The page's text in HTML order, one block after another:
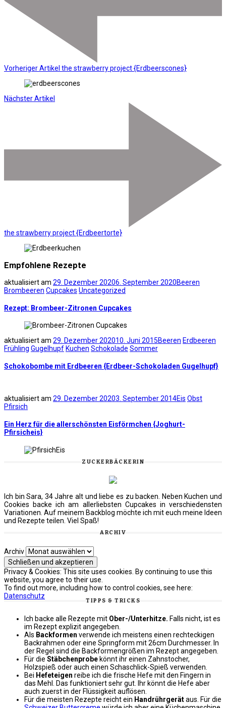
Vorheriger Artikel the strawberry project {Erdbeerscones}
Nächster Artikel
the strawberry project {Erdbeertorte}
Empfohlene Rezepte
aktualisiert am 29. Dezember 20206. September 2020Beeren
Brombeeren Cupcakes Uncategorized
Rezept: Brombeer-Zitronen Cupcakes
aktualisiert am 29. Dezember 202010. Juni 2015Beeren Erdbeeren
Frühling Gugelhupf Kuchen Schokolade Sommer
Schokobombe mit Erdbeeren {Erdbeer-Schokoladen Gugelhupf}
aktualisiert am 29. Dezember 20203. September 2014Eis Obst
Pfirsich
Ein Herz für die allerschönsten Eisförmchen {Joghurt-
Pfirsicheis}
ZUCKERBÄCKERIN
Ich bin Sara, 34 Jahre alt und liebe es zu backen. Neben Kuchen und
Cookies backe ich am allerliebsten Cupcakes in verschiedensten
Variationen. Auf meinem Backblog möchte ich mit euch meine Ideen
und Rezepte teilen. Viel Spaß!
ARCHIV
Archiv
Privacy & Cookies: This site uses cookies. By continuing to use this
website, you agree to their use.
To find out more, including how to control cookies, see here:
Datenschutz
TIPPS & TRICKS
Ich backe alle Rezepte mit Ober-/Unterhitze. Falls nicht, ist es
im Rezept explizit angegeben.
Als Backformen verwende ich meistens einen rechteckigen
Backrahmen oder eine Springform mit 26cm Durchmesser. In
der Regel sind die Backformengrößen im Rezept angegeben.
Für die Stäbchenprobe könnt ihr einen Zahnstocher,
Holzspieß oder auch einen Schaschlick-Spieß verwenden.
Bei Hefeteigen reibe ich die frische Hefe mit den Fingern in
das Mehl. Das funktioniert sehr gut. Ihr könnt die Hefe aber
auch zuerst in der Flüssigkeit auflösen.
Für die meisten Rezepte reicht ein Handrührgerätaus. Für die